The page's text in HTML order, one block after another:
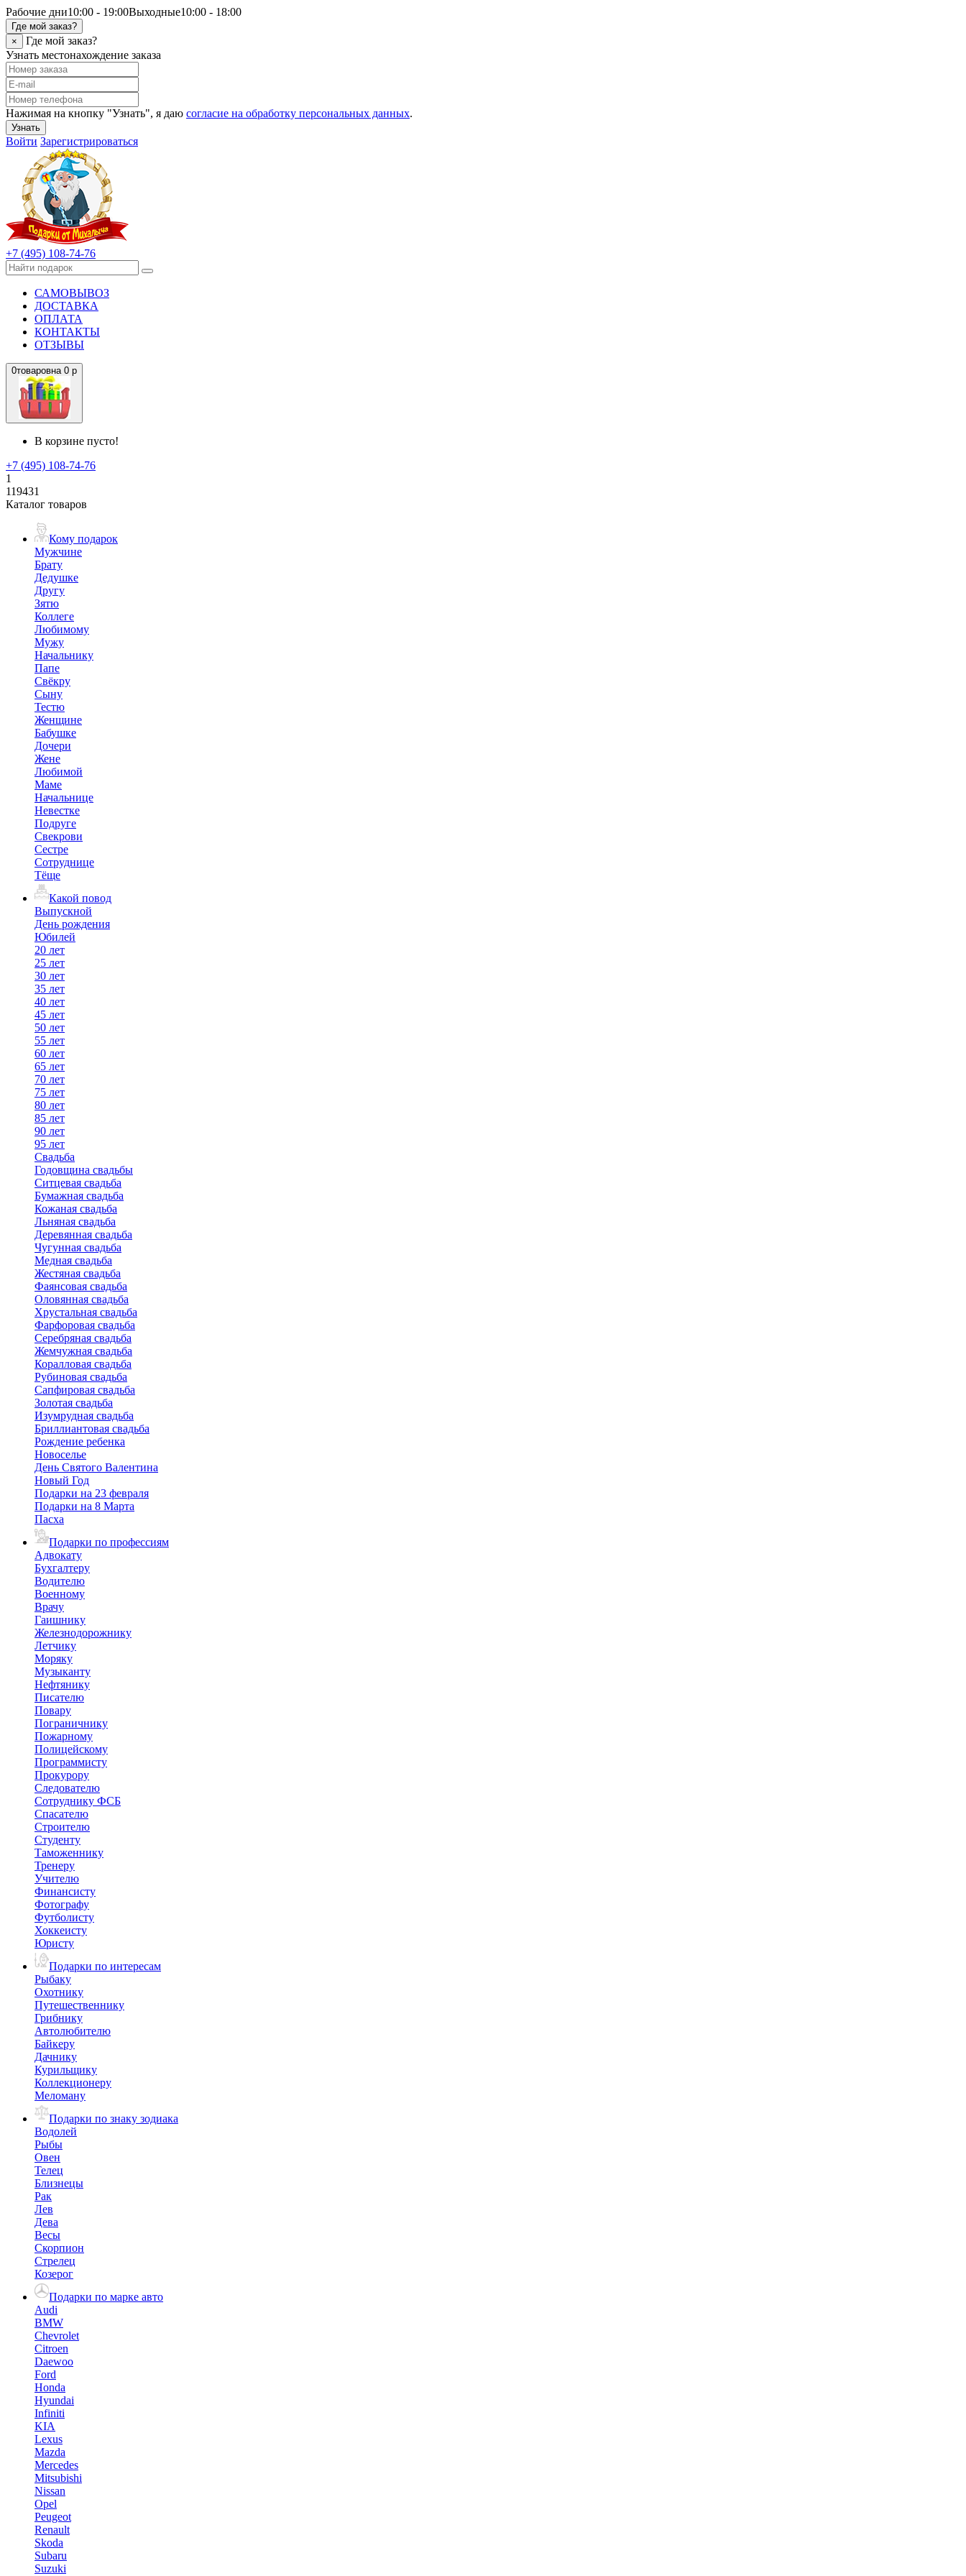
Рабочие дни10:00 - 19:00Выходные10:00 - 18:00
Где мой заказ?
×
Где мой заказ?
Узнать местонахождение заказа
Нажимая на кнопку "Узнать", я даю согласие на обработку персональных данных.
Узнать
Войти Зарегистрироваться
+7 (495) 108-74-76
САМОВЫВОЗ
ДОСТАВКА
ОПЛАТА
КОНТАКТЫ
ОТЗЫВЫ
0товаровна 0 р
В корзине пусто!
+7 (495) 108-74-76
1
119431
Каталог товаров
Кому подарок
Мужчине
Брату
Дедушке
Другу
Зятю
Коллеге
Любимому
Мужу
Начальнику
Папе
Свёкру
Сыну
Тестю
Женщине
Бабушке
Дочери
Жене
Любимой
Маме
Начальнице
Невестке
Подруге
Свекрови
Сестре
Сотруднице
Тёще
Какой повод
Выпускной
День рождения
Юбилей
20 лет
25 лет
30 лет
35 лет
40 лет
45 лет
50 лет
55 лет
60 лет
65 лет
70 лет
75 лет
80 лет
85 лет
90 лет
95 лет
Свадьба
Годовщина свадьбы
Ситцевая свадьба
Бумажная свадьба
Кожаная свадьба
Льняная свадьба
Деревянная свадьба
Чугунная свадьба
Медная свадьба
Жестяная свадьба
Фаянсовая свадьба
Оловянная свадьба
Хрустальная свадьба
Фарфоровая свадьба
Серебряная свадьба
Жемчужная свадьба
Коралловая свадьба
Рубиновая свадьба
Сапфировая свадьба
Золотая свадьба
Изумрудная свадьба
Бриллиантовая свадьба
Рождение ребенка
Новоселье
День Святого Валентина
Новый Год
Подарки на 23 февраля
Подарки на 8 Марта
Пасха
Подарки по профессиям
Адвокату
Бухгалтеру
Водителю
Военному
Врачу
Гаишнику
Железнодорожнику
Летчику
Моряку
Музыканту
Нефтянику
Писателю
Повару
Пограничнику
Пожарному
Полицейскому
Программисту
Прокурору
Следователю
Сотруднику ФСБ
Спасателю
Строителю
Студенту
Таможеннику
Тренеру
Учителю
Финансисту
Фотографу
Футболисту
Хоккеисту
Юристу
Подарки по интересам
Рыбаку
Охотнику
Путешественнику
Грибнику
Автолюбителю
Байкеру
Дачнику
Курильщику
Коллекционеру
Меломану
Подарки по знаку зодиака
Водолей
Рыбы
Овен
Телец
Близнецы
Рак
Лев
Дева
Весы
Скорпион
Стрелец
Козерог
Подарки по марке авто
Audi
BMW
Chevrolet
Citroen
Daewoo
Ford
Honda
Hyundai
Infiniti
KIA
Lexus
Mazda
Mercedes
Mitsubishi
Nissan
Opel
Peugeot
Renault
Skoda
Subaru
Suzuki